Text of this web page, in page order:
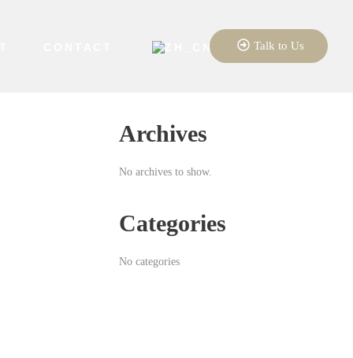
Talk to Us
Archives
No archives to show.
Categories
No categories